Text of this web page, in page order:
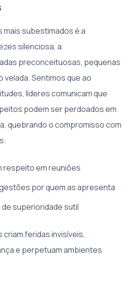
subestimados é a
silenciosa, a
preconceituosas, pequenas
Sentimos que ao
líderes comunicam que
podem ser perdoados em
quebrando o compromisso com
respeito em reuniões
por quem as apresenta
superioridade sutil
feridas invisíveis,
e perpetuam ambientes